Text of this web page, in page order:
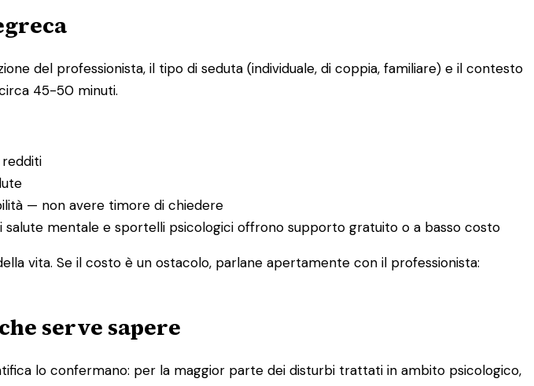
del professionista, il tipo di seduta (individuale, di coppia, familiare) e il contesto
45-50 minuti.
redditi
— non avere timore di chiedere
salute mentale e sportelli psicologici offrono supporto gratuito o a basso costo
vita. Se il costo è un ostacolo, parlane apertamente con il professionista:
serve sapere
lo confermano: per la maggior parte dei disturbi trattati in ambito psicologico,